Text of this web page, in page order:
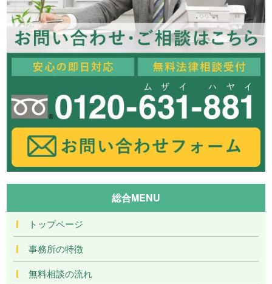
総合MENU
トップページ
事務所の特徴
無料相談の流れ